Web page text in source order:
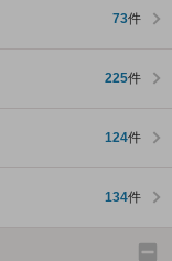
73件
225件
124件
134件